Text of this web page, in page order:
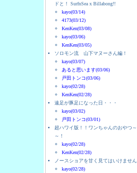
ドと！ SurfnSea x Billabong!!
kayo(03/14)
4173(03/12)
KenKen(03/08)
kayo(03/06)
KenKen(03/05)
ソロモン流 山下マヌーさん編！
kayo(03/07)
あると思います(03/06)
戸田トンコ(03/06)
kayo(02/28)
KenKen(02/28)
遠足が豚足になった日・・・
kayo(03/02)
戸田トンコ(03/01)
超ハワイ版！！ワンちゃんのおやつ～
～！
kayo(02/28)
KenKen(02/28)
ノースショアを甘く見てはいけません
kayo(02/28)